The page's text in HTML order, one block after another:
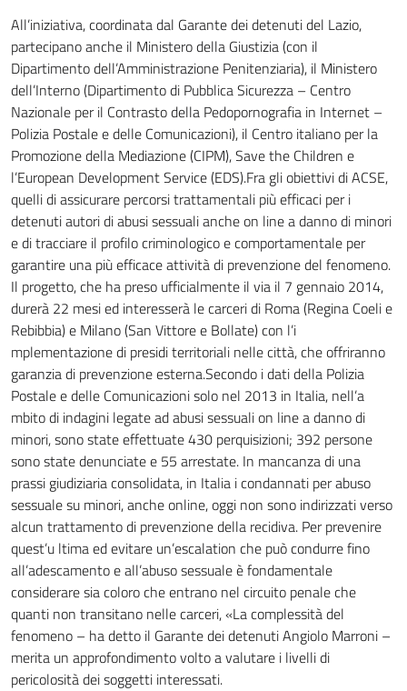
All’iniziativa, coordinata dal Garante dei detenuti del Lazio,
partecipano anche il Ministero della Giustizia (con il
Dipartimento dell’Amministrazione Penitenziaria), il Ministero
dell’Interno (Dipartimento di Pubblica Sicurezza – Centro
Nazionale per il Contrasto della Pedopornografia in Internet –
Polizia Postale e delle Comunicazioni), il Centro italiano per la
Promozione della Mediazione (CIPM), Save the Children e
l’European Development Service (EDS).Fra gli obiettivi di ACSE,
quelli di assicurare percorsi trattamentali più efficaci per i
detenuti autori di abusi sessuali anche on line a danno di minori
e di tracciare il profilo criminologico e comportamentale per
garantire una più efficace attività di prevenzione del fenomeno.
Il progetto, che ha preso ufficialmente il via il 7 gennaio 2014,
durerà 22 mesi ed interesserà le carceri di Roma (Regina Coeli e
Rebibbia) e Milano (San Vittore e Bollate) con l’i
mplementazione di presidi territoriali nelle città, che offriranno
garanzia di prevenzione esterna.Secondo i dati della Polizia
Postale e delle Comunicazioni solo nel 2013 in Italia, nell’a
mbito di indagini legate ad abusi sessuali on line a danno di
minori, sono state effettuate 430 perquisizioni; 392 persone
sono state denunciate e 55 arrestate. In mancanza di una
prassi giudiziaria consolidata, in Italia i condannati per abuso
sessuale su minori, anche online, oggi non sono indirizzati verso
alcun trattamento di prevenzione della recidiva. Per prevenire
quest’u ltima ed evitare un’escalation che può condurre fino
all’adescamento e all’abuso sessuale è fondamentale
considerare sia coloro che entrano nel circuito penale che
quanti non transitano nelle carceri, «La complessità del
fenomeno – ha detto il Garante dei detenuti Angiolo Marroni –
merita un approfondimento volto a valutare i livelli di
pericolosità dei soggetti interessati.